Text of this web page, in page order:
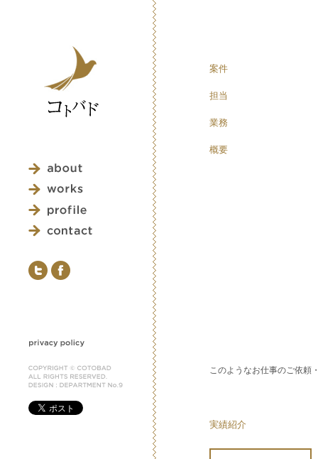
案件
担当
業務
概要
このようなお仕事のご依頼
実績紹介